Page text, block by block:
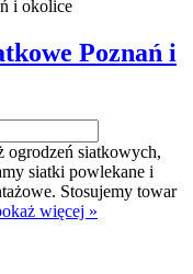
Poznań i
ogrodzeń siatkowych,
siatki powlekane i
Stosujemy towar
więcej »